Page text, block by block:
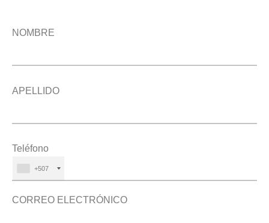
NOMBRE
APELLIDO
Teléfono
+507
CORREO ELECTRÓNICO